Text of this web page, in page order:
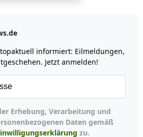
informiert: Eilmeldungen,
Jetzt anmelden!
Daten gemäß
zu.